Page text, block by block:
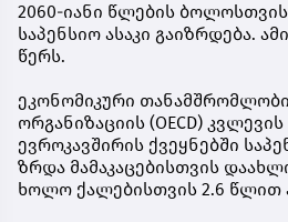
2060-იანი წლების
საპენსიო ასაკი გაიზრდება.
წერს.
ეკონომიკური
ორგანიზაციის (OECD)
ევროკავშირის ქვეყნებში
ზრდა მამაკაცებისთვის
ხოლო ქალებისთვის 2.6